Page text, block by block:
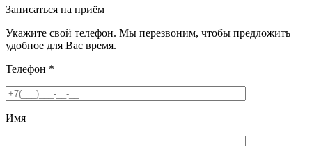
Записаться на приём
Укажите свой телефон. Мы перезвоним, чтобы предложить
удобное для Вас время.
Телефон *
Имя